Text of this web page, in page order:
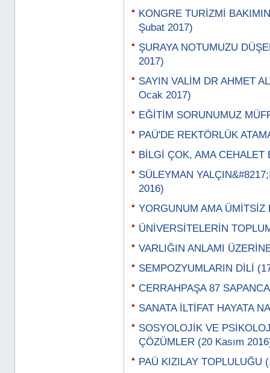
KONGRE TURİZMİ
Şubat 2017)
ŞURAYA NOTUMUZU
2017)
SAYIN VALİM DR AHMET
Ocak 2017)
EĞİTİM SORUNUMUZ
PAÜ'DE REKTÖRLÜK
BİLGİ ÇOK, AMA
SÜLEYMAN
2016)
YORGUNUM AMA ÜMİTSİZ
ÜNİVERSİTELERİN
VARLIĞIN ANLAMI
SEMPOZYUMLARIN DİLİ
CERRAHPAŞA 87
SANATA İLTİFAT HAYATA
SOSYOLOJİK VE
ÇÖZÜMLER (20 Kasım
PAÜ KIZILAY TOPLULUĞU